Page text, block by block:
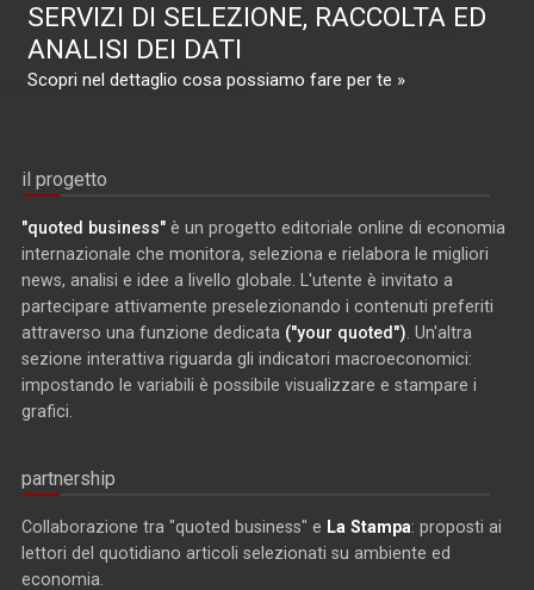
SERVIZI DI SELEZIONE, RACCOLTA ED
ANALISI DEI DATI
Scopri nel dettaglio cosa possiamo fare per te »
il progetto
"quoted business" è un progetto editoriale online di economia
internazionale che monitora, seleziona e rielabora le migliori
news, analisi e idee a livello globale. L'utente è invitato a
partecipare attivamente preselezionando i contenuti preferiti
attraverso una funzione dedicata ("your quoted") . Un'altra
sezione interattiva riguarda gli indicatori macroeconomici:
impostando le variabili è possibile visualizzare e stampare i
grafici.
partnership
Collaborazione tra "quoted business" e La Stampa: proposti ai
lettori del quotidiano articoli selezionati su ambiente ed
economia.